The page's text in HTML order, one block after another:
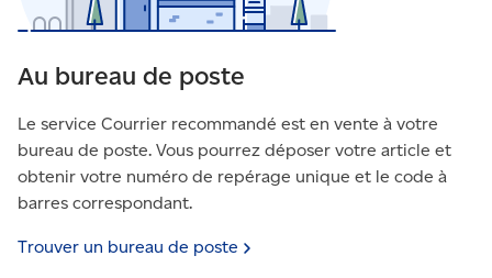
Au bureau de poste
Le service Courrier recommandé est en vente à votre
bureau de poste. Vous pourrez déposer votre article et
obtenir votre numéro de repérage unique et le code à
barres correspondant.
Trouver un bureau de poste